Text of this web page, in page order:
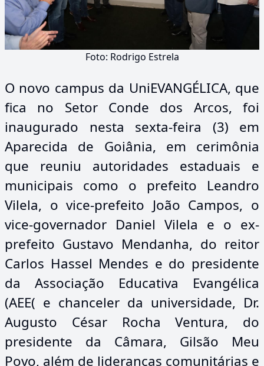
Foto: Rodrigo Estrela
O novo campus da UniEVANGÉLICA, que
fica no Setor Conde dos Arcos, foi
inaugurado nesta sexta-feira (3) em
Aparecida de Goiânia, em cerimônia
que reuniu autoridades estaduais e
municipais como o prefeito Leandro
Vilela, o vice-prefeito João Campos, o
vice-governador Daniel Vilela e o ex-
prefeito Gustavo Mendanha, do reitor
Carlos Hassel Mendes e do presidente
da Associação Educativa Evangélica
(AEE( e chanceler da universidade, Dr.
Augusto César Rocha Ventura, do
presidente da Câmara, Gilsão Meu
Povo, além de lideranças comunitárias e